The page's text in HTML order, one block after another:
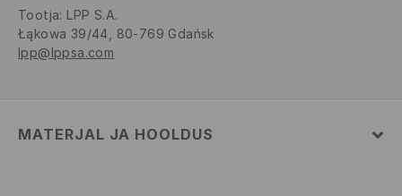
Tootja: LPP S.A.
Łąkowa 39/44, 80-769 Gdańsk
lpp@lppsa.com
MATERJAL JA HOOLDUS